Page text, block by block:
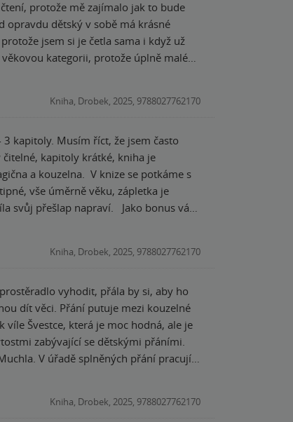
opravdu dětský v sobě má krásné
jsem si je četla sama i když už
Nebo jak to dopadne, když je Vaše víla
samo o sobě už dost, nepřinesla
důvěru a možnost přečtení si této
něco přát a doufám, že naše víla z
Kniha, Drobek, 2025, 9788027762170
kapitoly. Musím říct, že jsem často
čitelné, kapitoly krátké, kniha je
a kouzelna.⁠ ⁠ V knize se potkáme s
vše úměrně věku, zápletka je
svůj přešlap napraví. ⁠ ⁠ Jako bonus vás
:D ⁠ Jednu malou výtku bych měla -
Kniha, Drobek, 2025, 9788027762170
vyhodit, přála by si, aby ho
Švestce, která je moc hodná, ale je
pracují
čtení, protože mě se na začátku stalo,
maličko složitější text bez obrázku, na
Kniha, Drobek, 2025, 9788027762170